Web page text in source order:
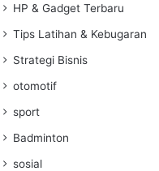
HP & Gadget Terbaru
Tips Latihan & Kebugaran
Strategi Bisnis
otomotif
sport
Badminton
sosial